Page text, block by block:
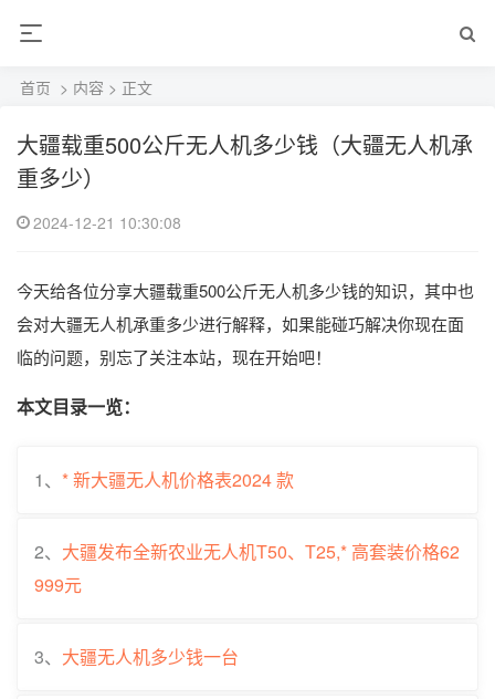
首页 > 内容 > 正文
大疆载重500公斤无人机多少钱（大疆无人机承
重多少）
2024-12-21 10:30:08
今天给各位分享大疆载重500公斤无人机多少钱的知识，其中也
会对大疆无人机承重多少进行解释，如果能碰巧解决你现在面
临的问题，别忘了关注本站，现在开始吧！
本文目录一览：
1、 * 新大疆无人机价格表2024 款
2、 大疆发布全新农业无人机T50、T25,* 高套装价格62
999元
3、 大疆无人机多少钱一台